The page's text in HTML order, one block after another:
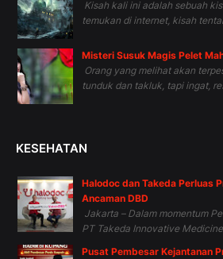
Kisah kali ini adalah sebuah
temukan di internet, kisah
Misteri Susuk Magis Pelet
Orang yang melihat akan
tunduk dan takluk, tapi ingat,
KESEHATAN
Halodoc dan Takeda Perluas
Ancaman DBD
Jakarta – Dalam momentum
PT Takeda Innovative
Pusat Pembesar Kejantanan